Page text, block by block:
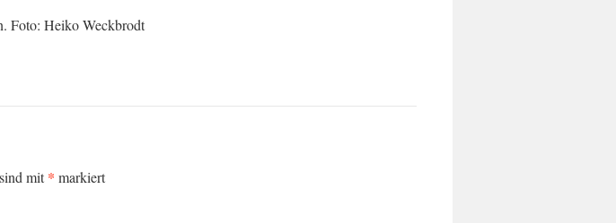
Foto: Heiko Weckbrodt
mit* markiert